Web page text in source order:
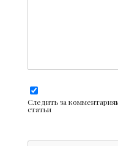
Следить за
статьи